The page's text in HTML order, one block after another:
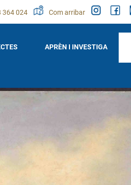
364 024 Com arribar
APRÈN I INVESTIGA